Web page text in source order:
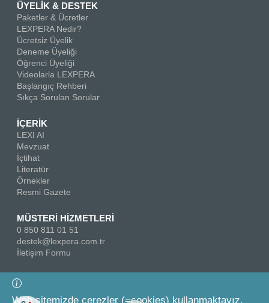
ÜYELİK & DESTEK
Paketler & Ücretler
LEXPERA Nedir?
Ücretsiz Üyelik
Deneme Üyeliği
Öğrenci Üyeliği
Videolarla LEXPERA
Başlangıç Rehberi
Sıkça Sorulan Sorular
İÇERİK
LEXI AI
Mevzuat
İçtihat
Literatür
Örnekler
Resmi Gazete
MÜSTERİ HİZMETLERİ
0 850 811 01 51
destek@lexpera.com.tr
İletişim Formu
Bizi Takip Edin
Web sitemizde çerezler (=cookies) kullanmaktayız.